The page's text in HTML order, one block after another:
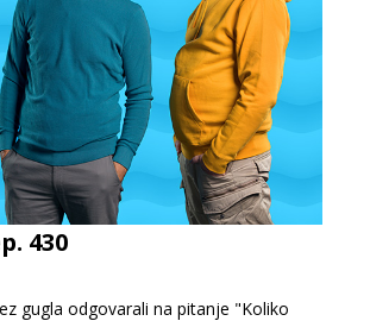
430
gugla odgovarali na pitanje "Koliko